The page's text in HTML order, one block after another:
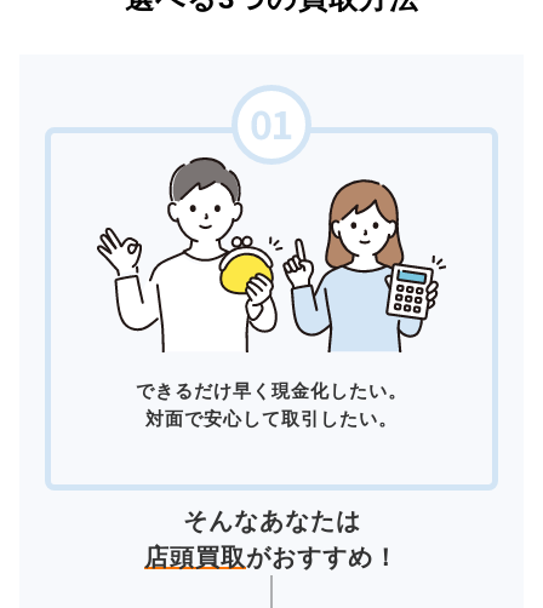
できるだけ早く現金化したい。
対面で安心して取引したい。
そんなあなたは
店頭買取がおすすめ！